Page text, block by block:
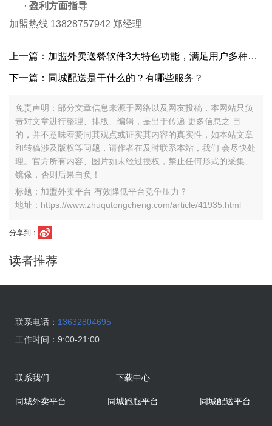
· 盈利方面指导
加盟热线 13828757942 郑经理
上一篇：加盟外卖送餐软件3大特色功能，满足用户多种需求
下一篇：同城配送是干什么的？有哪些服务？
免责声明：部分文章信息来源于网络以及网友投稿，本网站只负
责对文章进行整理、排版、编辑，是出于传递 更多信息之 目
的，并不意味着赞同其观点或证实其内容的真实性，如本站文章
和转稿涉及版权等问题，请作者在及时联系本站，我们 会尽快处
理。官方所有内容、图片如未经过授权，禁止任何形式的采集、
镜像，否则后果自负！
标题：加盟外卖平台 有效降低平台竞争压力？
地址：https://www.zhuqutongcheng.com/article/41935.html
分享到：
读者推荐
联系电话： 13632804695
工作时间： 9:00-21:00
联系我们 下载中心
同城外卖平台 同城跑腿平台 同城配送平台